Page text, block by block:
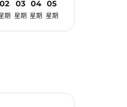
02
期
03
星期
04
星期
05
星期